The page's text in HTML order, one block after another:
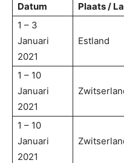
Datum Plaats /
1 – 3
Januari
2021
Estland
1 – 10
Januari
2021
1 – 10
Januari
2021